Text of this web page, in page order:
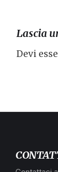
Lascia
Devi